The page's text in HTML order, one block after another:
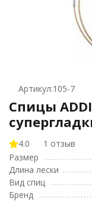
Артикул:105-7
Спицы
4.0
1 отзыв
Размер
Длина лески
Вид спиц
Бренд